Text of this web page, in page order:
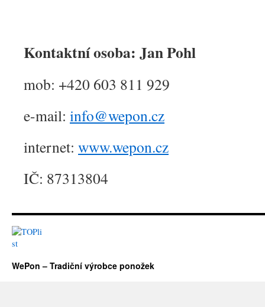
Kontaktní osoba: Jan Pohl
mob: +420 603 811 929
e-mail: info@wepon.cz
internet: www.wepon.cz
IČ: 87313804
WePon – Tradiční výrobce ponožek